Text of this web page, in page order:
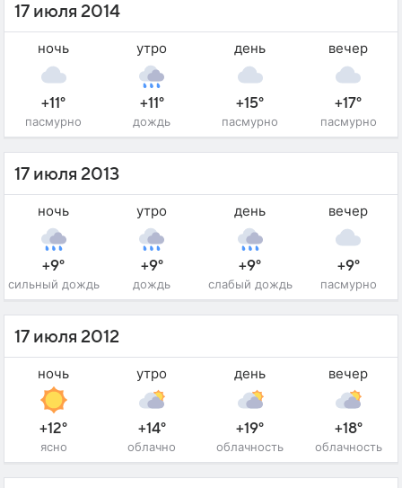
17 июля 2014
ночь
+11°
пасмурно
утро
+11°
дождь
день
+15°
пасмурно
вечер
+17°
пасмурно
17 июля 2013
ночь
+9°
сильный дождь
утро
+9°
дождь
день
+9°
слабый дождь
вечер
+9°
пасмурно
17 июля 2012
ночь
+12°
ясно
утро
+14°
облачно
день
+19°
облачность
вечер
+18°
облачность